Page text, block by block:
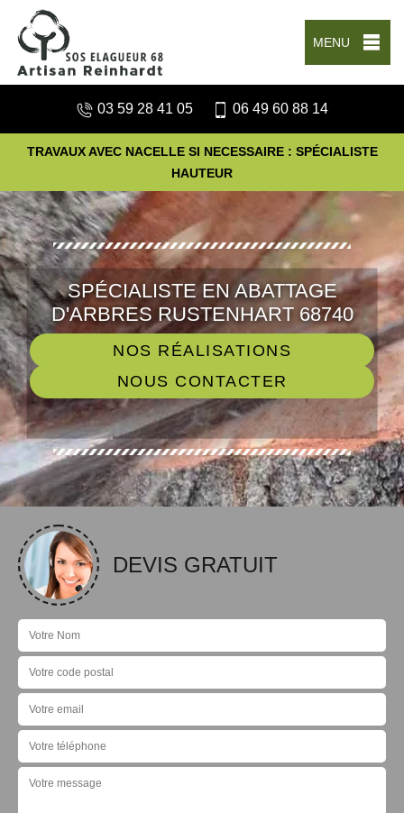
MENU
03 59 28 41 05 06 49 60 88 14
TRAVAUX AVEC NACELLE SI NECESSAIRE : SPÉCIALISTE
HAUTEUR
SPÉCIALISTE EN ABATTAGE
D'ARBRES RUSTENHART 68740
NOS RÉALISATIONS
NOUS CONTACTER
DEVIS GRATUIT